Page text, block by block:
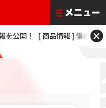
[ 商品情報 ] 僕のヒーローアカデ
×